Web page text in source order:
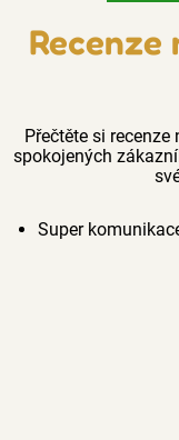
Recenze
Přečtěte si
spokojených
Super